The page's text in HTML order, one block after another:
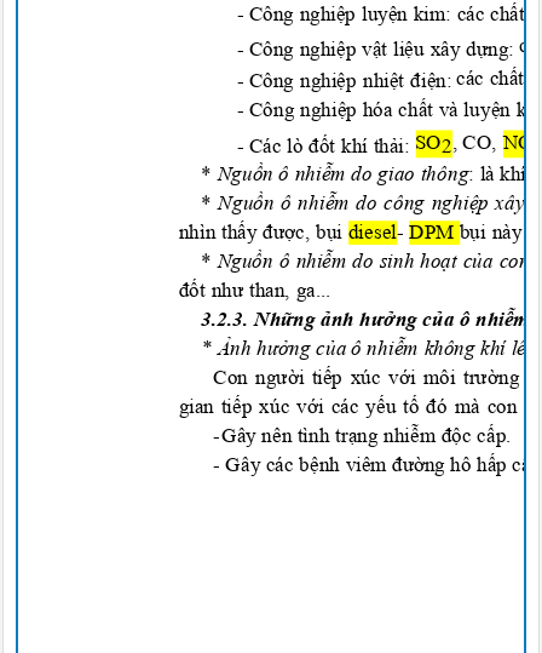
-Công nghiệp luyện kim: các chất
-Công nghiệp vật liệu xây dựng:
các chất
-Công nghiệp nhiệt điện:
-Công nghiệp hóa chất và luyện
SO , CO,
-Các lò đốt khí thải:
2
*Nguồn ô nhiễm do giao thông: là khí
*Nguồn ô nhiễm do công nghiệp xây
nhìn thấy được, bụi diesel- DPMbụi này
*Nguồn ô nhiễm do sinh hoạt của
đốt như than, ga...
3.2.3. Những ảnh hưởng của ô nhiễm
* Ảnh hưởng của ô nhiễm không khí
Con người tiếpxúc với môitrường
giantiếpxúc với cácyếu tố đó mà con
-Gây nên tình trạng nhiễm độc cấp
-Gây các bệnh viêmđường hô hấp